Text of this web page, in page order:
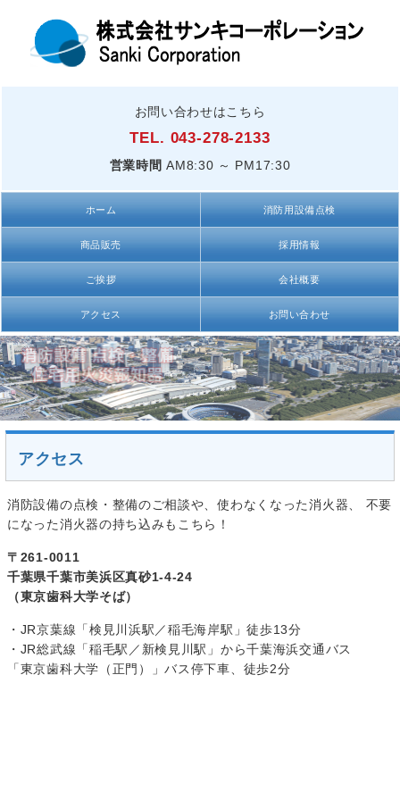
お問い合わせはこちら
TEL. 043-278-2133
営業時間 AM8:30 ～ PM17:30
ホーム 消防用設備点検
商品販売 採用情報
ご挨拶 会社概要
アクセス お問い合わせ
アクセス
消防設備の点検・整備のご相談や、使わなくなった消火器、 不要
になった消火器の持ち込みもこちら！
〒261-0011
千葉県千葉市美浜区真砂1-4-24
（東京歯科大学そば）
・JR京葉線「検見川浜駅／稲毛海岸駅」徒歩13分
・JR総武線「稲毛駅／新検見川駅」から千葉海浜交通バス
「東京歯科大学（正門）」バス停下車、徒歩2分